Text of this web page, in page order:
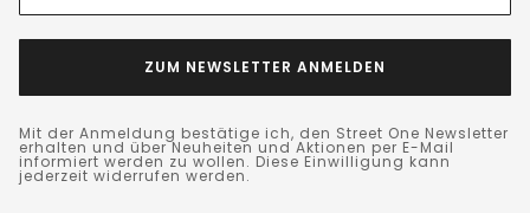
ZUM NEWSLETTER ANMELDEN
Mit der Anmeldung bestätige ich, den Street One Newsletter
erhalten und über Neuheiten und Aktionen per E-Mail
informiert werden zu wollen. Diese Einwilligung kann
jederzeit widerrufen werden.